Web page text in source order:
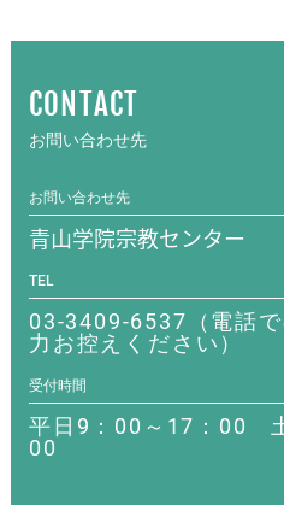
CONTACT
お問い合わせ先
お問い合わせ先
青山学院宗教センター
TEL
03-3409-6537（電話
力お控えください）
受付時間
平日9：00～17：00
00